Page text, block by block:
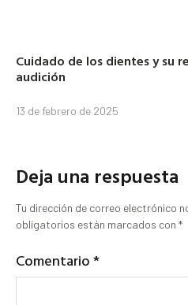
Cuidado de los dientes y su
audición
13 de febrero de 2025
Deja una respuesta
Tu dirección de correo electrónico
obligatorios están marcados con *
Comentario*